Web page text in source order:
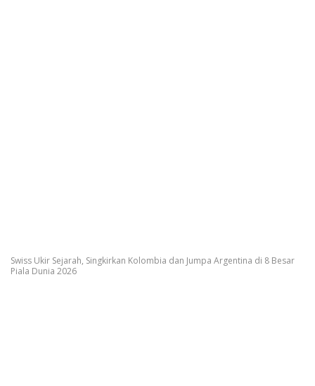
Swiss Ukir Sejarah, Singkirkan Kolombia dan Jumpa Argentina di 8 Besar
Piala Dunia 2026